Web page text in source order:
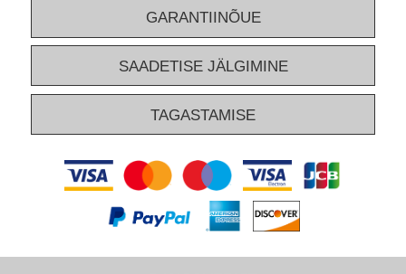
GARANTIINÕUE
SAADETISE JÄLGIMINE
TAGASTAMISE